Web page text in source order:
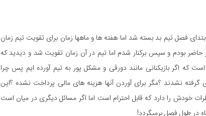
فصل تیم بد بسته شد اما هفته ها و ماهها زمان برای تقویت تیم زمان
من هم 5 هفته در لیگ برتر حاضر بودم و سپس برکنار شدم اما تیم در آن زمان تقویت شد و دیدید که
اگر بازیکنانی مانند دورقی و مشکل پور به تیم آورده ایم پس چرا
نشدند ؟مگر برای آوردن آنها هزینه های مالی پرداخت نشده ؟این
را دارد که قابل احترام است اما اگر مسائل دیگری در میان است